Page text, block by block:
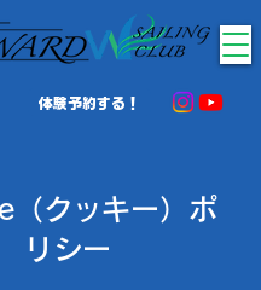
体験予約する！
（クッキー）ポ
リシー